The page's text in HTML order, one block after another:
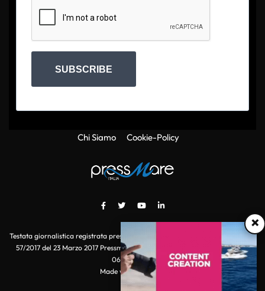
×
SUBSCRIBE
Chi Siamo Cookie-Policy
Testata giornalistica registrata presso il Tribunale di Roma con autorizzazione
57/2017 del 23 Marzo 2017 Pressmare.it è un marchio di S.P.E.N. Srl - P.IVA
06511641000
Made with
by POI